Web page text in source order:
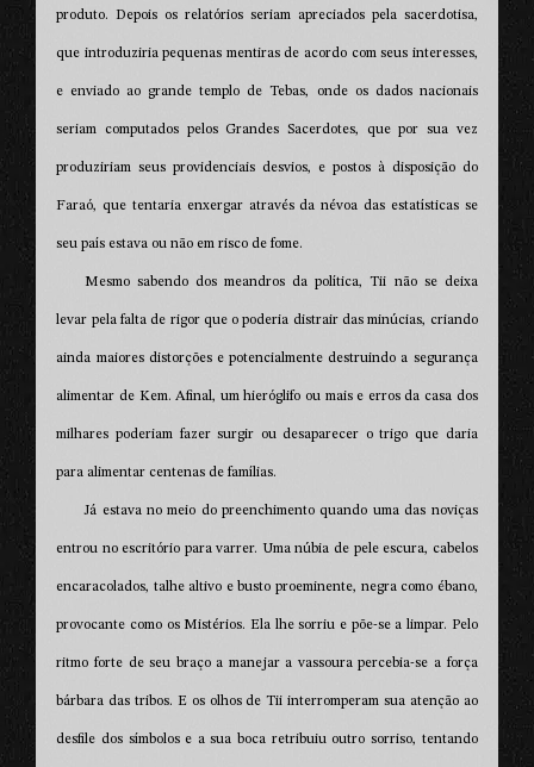
produto. Depois os relatórios seriam apreciados pela sacerdotisa,
que introduziria pequenas mentiras de acordo com seus interesses,
e enviado ao grande templo de Tebas, onde os dados nacionais
seriam computados pelos Grandes Sacerdotes, que por sua vez
produziriam seus providenciais desvios, e postos à disposição do
Faraó, que tentaria enxergar através da névoa das estatísticas se
seu país estava ou não em risco de fome.
Mesmo sabendo dos meandros da política, Tii não se deixa
levar pela falta de rigor que o poderia distrair das minúcias, criando
ainda maiores distorções e potencialmente destruindo a segurança
alimentar de Kem. Afinal, um hieróglifo ou mais e erros da casa dos
milhares poderiam fazer surgir ou desaparecer o trigo que daria
para alimentar centenas de famílias.
Já estava no meio do preenchimento quando uma das noviças
entrou no escritório para varrer. Uma núbia de pele escura, cabelos
encaracolados, talhe altivo e busto proeminente, negra como ébano,
provocante como os Mistérios. Ela lhe sorriu e põe-se a limpar. Pelo
ritmo forte de seu braço a manejar a vassoura percebia-se a força
bárbara das tribos. E os olhos de Tii interromperam sua atenção ao
desfile dos símbolos e a sua boca retribuiu outro sorriso, tentando